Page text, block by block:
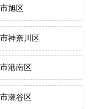
旭区
神奈川区
港南区
瀬谷区